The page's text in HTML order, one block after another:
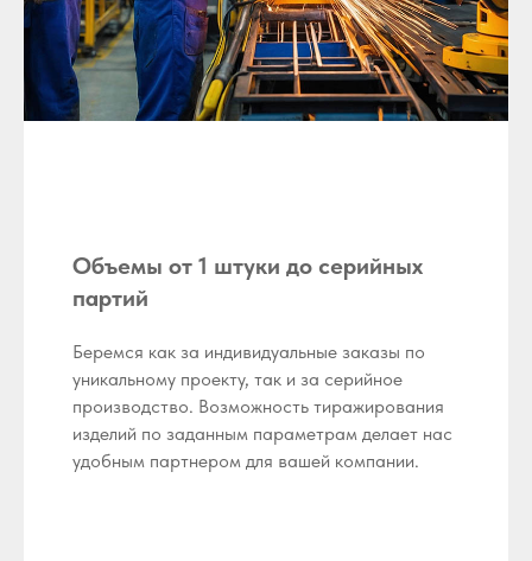
Объемы от 1 штуки до серийных
партий
Беремся как за индивидуальные заказы по
уникальному проекту, так и за серийное
производство. Возможность тиражирования
изделий по заданным параметрам делает нас
удобным партнером для вашей компании.